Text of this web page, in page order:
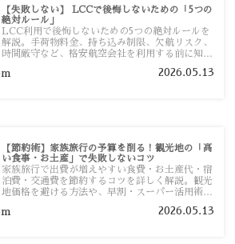
【失敗しない】 LCCで後悔しないための「5つの
絶対ルール」
LCC利用で後悔しないための5つの絶対ルールを
解説。手荷物料金、持ち込み制限、欠航リスク、
時間厳守など、格安航空会社を利用する前に知っ
す。
2026.05.13
【節約術】家族旅行の予算を削る！観光地の「高
い食事・お土産」で失敗しないコツ
家族旅行で出費が増えやすい食費・お土産代・宿
泊費・交通費を節約するコツを詳しく解説。観光
地価格を避ける方法や、早割・スーパー活用術、
2026.05.13